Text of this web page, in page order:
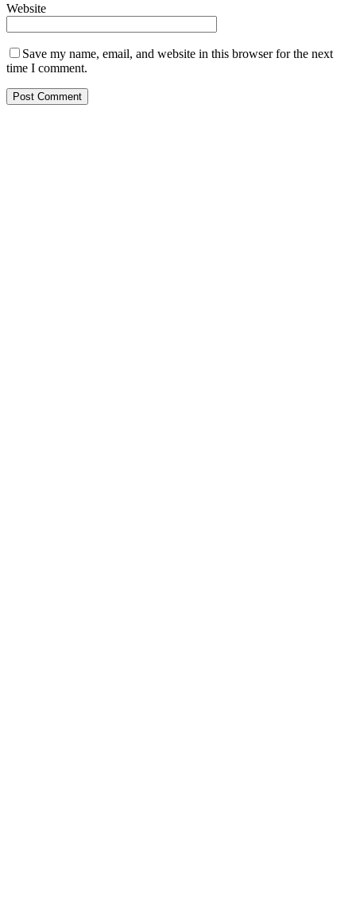
Website
Save my name, email, and website in this browser for the next
time I comment.